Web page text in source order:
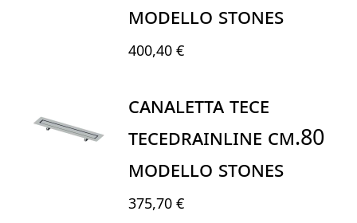
MODELLO STONES
400,40 €
CANALETTA TECE
TECEdrainline CM.80
MODELLO STONES
375,70 €